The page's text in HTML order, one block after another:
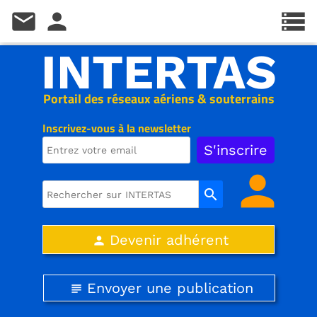
Inscrivez-vous à la newsletter
Portail des réseaux aériens & souterrains
INTERTAS
search person
person Devenir adhérent
subject Envoyer une publication
storage
mail person